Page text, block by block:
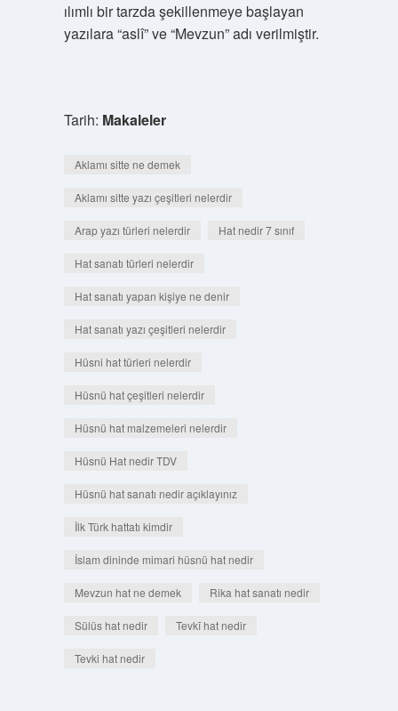
ılımlı bir tarzda şekillenmeye başlayan
yazılara “aslî” ve “Mevzun” adı verilmiştir.
Tarih: Makaleler
Aklamı sitte ne demek
Aklamı sitte yazı çeşitleri nelerdir
Arap yazı türleri nelerdir Hat nedir 7 sınıf
Hat sanatı türleri nelerdir
Hat sanatı yapan kişiye ne denir
Hat sanatı yazı çeşitleri nelerdir
Hüsni hat türleri nelerdir
Hüsnü hat çeşitleri nelerdir
Hüsnü hat malzemeleri nelerdir
Hüsnü Hat nedir TDV
Hüsnü hat sanatı nedir açıklayınız
İlk Türk hattatı kimdir
İslam dininde mimari hüsnü hat nedir
Mevzun hat ne demek Rika hat sanatı nedir
Sülüs hat nedir Tevkī hat nedir
Tevki hat nedir